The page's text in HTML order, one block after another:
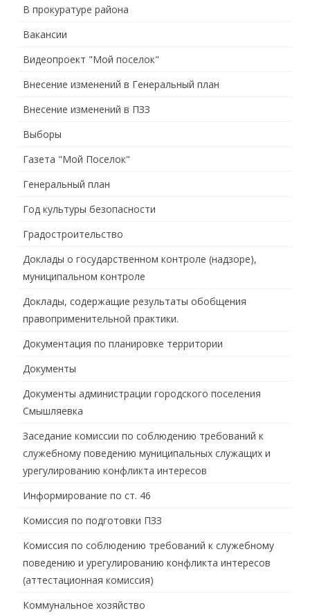
В прокуратуре района
Вакансии
Видеопроект "Мой поселок"
Внесение изменений в Генеральный план
Внесение изменений в ПЗЗ
Выборы
Газета "Мой Поселок"
Генеральный план
Год культуры безопасности
Градостроительство
Доклады о государственном контроле (надзоре),
муниципальном контроле
Доклады, содержащие результаты обобщения
правоприменительной практики.
Документация по планировке территории
Документы
Документы администрации городского поселения
Смышляевка
Заседание комиссии по соблюдению требований к
служебному поведению муниципальных служащих и
урегулированию конфликта интересов
Информирование по ст. 46
Комиссия по подготовки ПЗЗ
Комиссия по соблюдению требований к служебному
поведению и урегулированию конфликта интересов
(аттестационная комиссия)
Коммунальное хозяйство